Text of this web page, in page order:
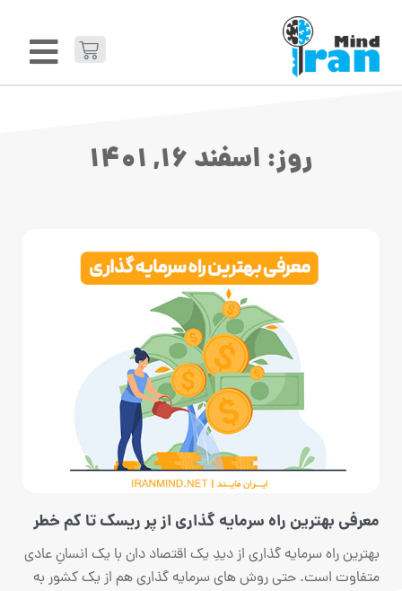
روز: اسفند 16, 1401
معرفی بهترین راه سرمایه گذاری از پر ریسک تا کم خطر
بهترین راه سرمایه گذاری از دیدِ یک اقتصاد دان با یک انسانِ عادی
متفاوت است. حتی روش های سرمایه گذاری هم از یک کشور به